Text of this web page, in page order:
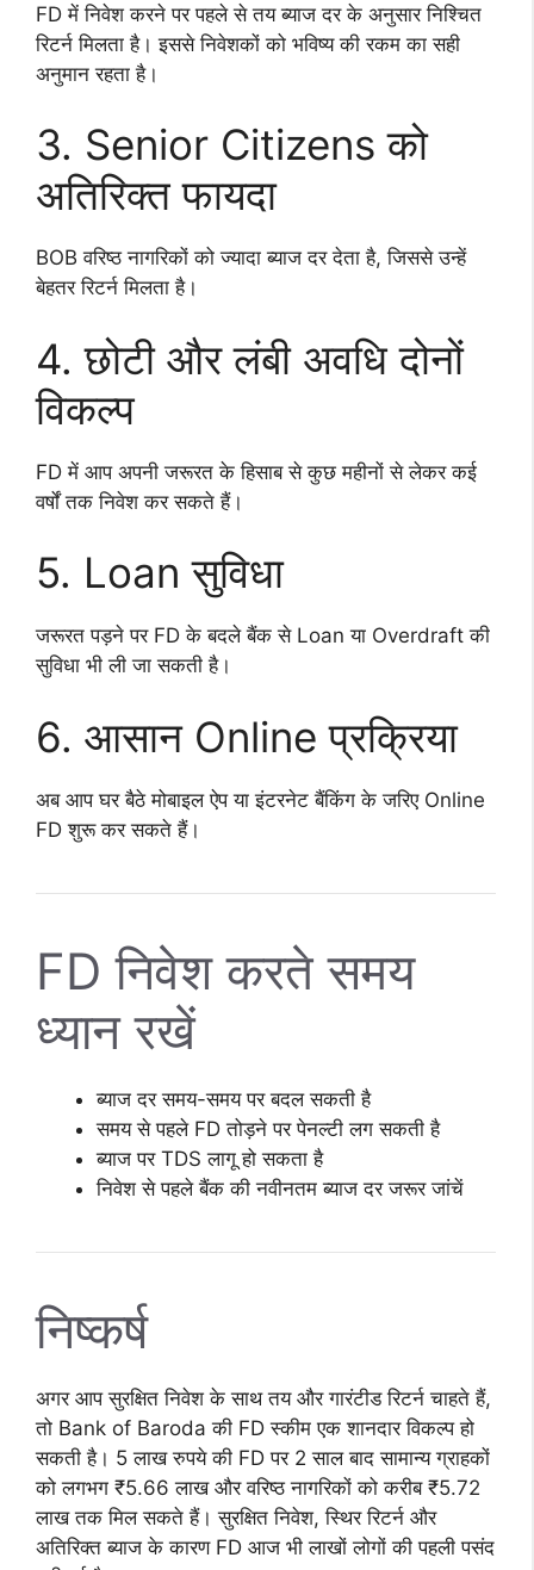
FD में निवेश करने पर पहले से तय ब्याज दर के अनुसार निश्चित
रिटर्न मिलता है। इससे निवेशकों को भविष्य की रकम का सही
अनुमान रहता है।
3. Senior Citizens को
अतिरिक्त फायदा
BOB वरिष्ठ नागरिकों को ज्यादा ब्याज दर देता है, जिससे उन्हें
बेहतर रिटर्न मिलता है।
4. छोटी और लंबी अवधि दोनों
विकल्प
FD में आप अपनी जरूरत के हिसाब से कुछ महीनों से लेकर कई
वर्षों तक निवेश कर सकते हैं।
5. Loan सुविधा
जरूरत पड़ने पर FD के बदले बैंक से Loan या Overdraft की
सुविधा भी ली जा सकती है।
6. आसान Online प्रक्रिया
अब आप घर बैठे मोबाइल ऐप या इंटरनेट बैंकिंग के जरिए Online
FD शुरू कर सकते हैं।
FD निवेश करते समय
ध्यान रखें
ब्याज दर समय-समय पर बदल सकती है
समय से पहले FD तोड़ने पर पेनल्टी लग सकती है
ब्याज पर TDS लागू हो सकता है
निवेश से पहले बैंक की नवीनतम ब्याज दर जरूर जांचें
निष्कर्ष
अगर आप सुरक्षित निवेश के साथ तय और गारंटीड रिटर्न चाहते हैं,
तो Bank of Baroda की FD स्कीम एक शानदार विकल्प हो
सकती है। 5 लाख रुपये की FD पर 2 साल बाद सामान्य ग्राहकों
को लगभग ₹5.66 लाख और वरिष्ठ नागरिकों को करीब ₹5.72
लाख तक मिल सकते हैं। सुरक्षित निवेश, स्थिर रिटर्न और
अतिरिक्त ब्याज के कारण FD आज भी लाखों लोगों की पहली पसंद